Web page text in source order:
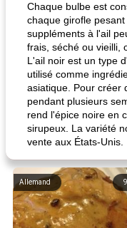
Chaque bulbe est
chaque girofle
suppléments à l'ail
frais, séché ou vieilli,
L'ail noir est un type
utilisé comme
asiatique. Pour créer
pendant plusieurs
rend l'épice noire en
sirupeux. La variété
vente aux États-Unis.
Allemand